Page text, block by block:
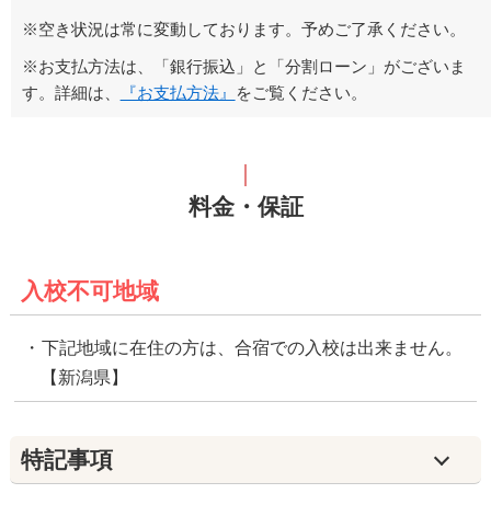
※空き状況は常に変動しております。予めご了承ください。
※お支払方法は、「銀行振込」と「分割ローン」がございま
す。詳細は、
『お支払方法』 をご覧ください。
料金・保証
入校不可地域
下記地域に在住の方は、合宿での入校は出来ません。
【新潟県】
特記事項